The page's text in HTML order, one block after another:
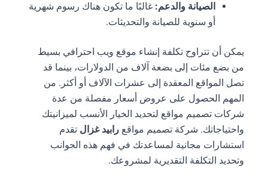
الصيانة والدعم:غالبًا ما تكون هناك رسوم شهرية
أو سنوية للصيانة والتحديثات.
يمكن أن تتراوح تكلفة إنشاء موقع ويب احترافي بسيط
من بضع مئات إلى بضعة آلاف من الدولارات، بينما قد
تصل المواقع المعقدة إلى عشرات الآلاف أو أكثر. من
المهم الحصول على عروض أسعار مفصلة من عدة
شركات تصميم مواقع لتحديد الخيار الأنسب لميزانيتك
واحتياجاتك. شركة تصميم مواقعرابيد غزالتقدم
استشارات مجانية لمساعدتك في فهم هذه الجوانب
وتحديد التكلفة التقديرية لمشروعك.